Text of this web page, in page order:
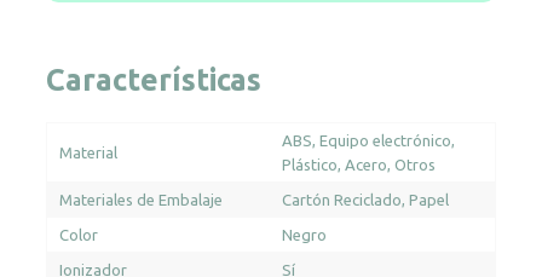
Características
Material
ABS Equipo electrónico
Plástico Acero Otros
Materiales de Embalaje Cartón Reciclado Papel
Color Negro
Ionizador Sí